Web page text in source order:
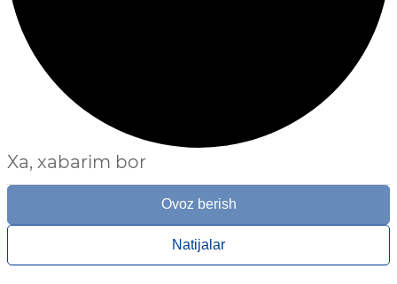
Xa, xabarim bor
Ovoz berish
Natijalar